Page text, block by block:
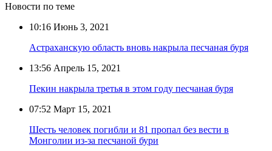
Новости по теме
10:16 Июнь 3, 2021
Астраханскую область вновь накрыла песчаная буря
13:56 Апрель 15, 2021
Пекин накрыла третья в этом году песчаная буря
07:52 Март 15, 2021
Шесть человек погибли и 81 пропал без вести в
Монголии из-за песчаной бури